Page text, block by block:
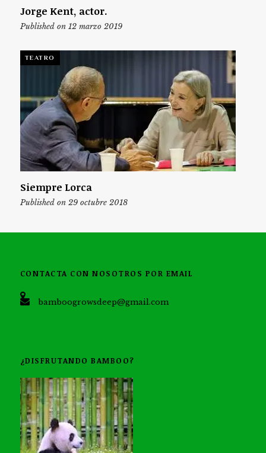
Jorge Kent, actor.
Published on 12 marzo 2019
TEATRO
Siempre Lorca
Published on 29 octubre 2018
CONTACTA CON NOSOTROS POR EMAIL
bamboogrowsdeep@gmail.com
¿DISFRUTANDO BAMBOO?